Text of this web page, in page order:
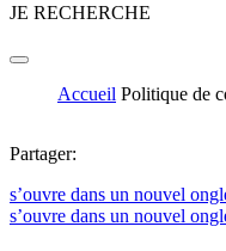
JE RECHERCHE
Accueil Politique de
Partager:
s’ouvre dans un nouvel
s’ouvre dans un nouvel